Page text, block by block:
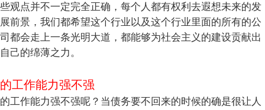
些观点并不一定完全正确，每个人都有权利去遐想未来的发
展前景，我们都希望这个行业以及这个行业里面的所有的公
司都会走上一条光明大道，都能够为社会主义的建设贡献出
自己的绵薄之力。
的工作能力强不强
的工作能力强不强呢？当债务要不回来的时候的确是很让人